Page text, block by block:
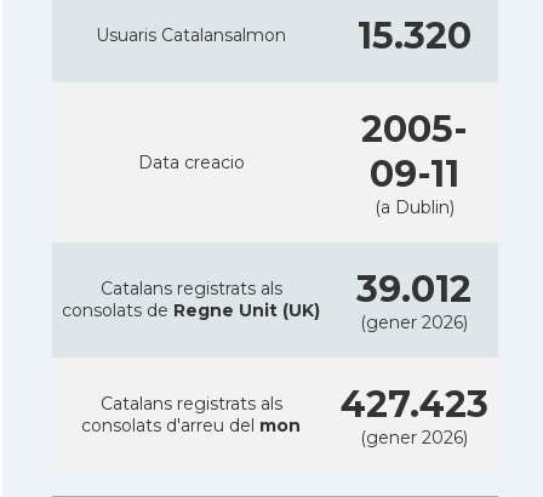
Usuaris Catalansalmon 15.320
Data creacio
2005-
09-11
(a Dublin)
Catalans registrats als
consolats de Regne Unit (UK) 39.012
(gener 2026)
Catalans registrats als
consolats d'arreu del mon 427.423
(gener 2026)